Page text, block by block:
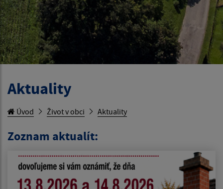
Aktuality
Úvod Život v obci Aktuality
Zoznam aktualít: